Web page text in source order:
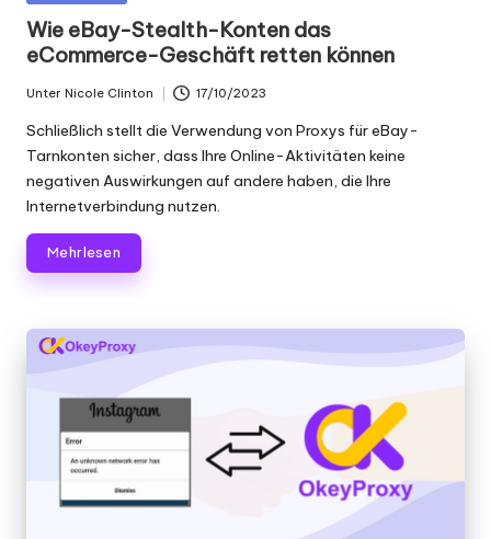
f
ü
r
je
d
e
n
B
e
Scraping
und
mehr.
Wie eBay-Stealth-Konten das
eCommerce-Geschäft retten können
von
Unter Nicole Clinton 17/10/2023
Schließlich stellt die Verwendung von Proxys für eBay-
Tarnkonten sicher, dass Ihre Online-Aktivitäten keine
negativen Auswirkungen auf andere haben, die Ihre
Internetverbindung nutzen.
Mehr lesen